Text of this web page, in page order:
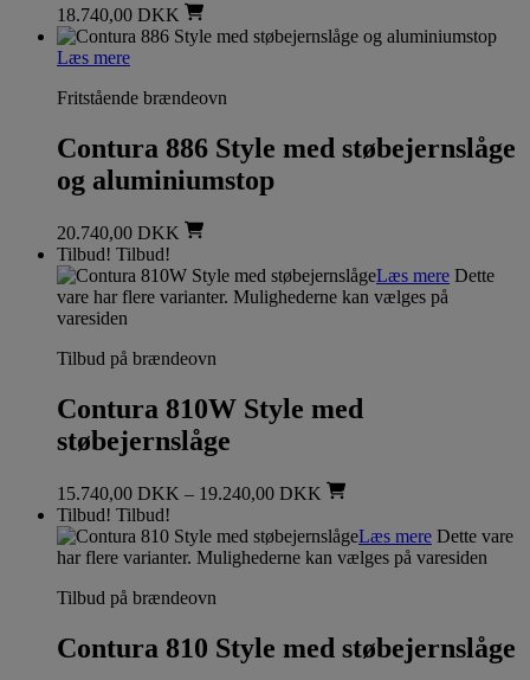
18.740,00 DKK
Læs mere
Fritstående brændeovn
Contura 886 Style med støbejernslåge
og aluminiumstop
20.740,00 DKK
Tilbud! Tilbud!
Læs mere Dette
vare har flere varianter. Mulighederne kan vælges på
varesiden
Tilbud på brændeovn
Contura 810W Style med
støbejernslåge
15.740,00 DKK – 19.240,00 DKK
Tilbud! Tilbud!
Læs mere Dette vare
har flere varianter. Mulighederne kan vælges på varesiden
Tilbud på brændeovn
Contura 810 Style med støbejernslåge